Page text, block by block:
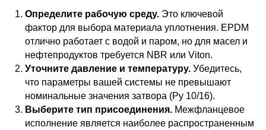
Определите рабочую среду. Это ключевой
фактор для выбора материала уплотнения. EPDM
отлично работает с водой и паром, но для масел и
нефтепродуктов требуется NBR или Viton.
Уточните давление и температуру. Убедитесь,
что параметры вашей системы не превышают
номинальные значения затвора (Ру 10/16).
Выберите тип присоединения. Межфланцевое
исполнение является наиболее распространенным